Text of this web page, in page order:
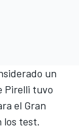
un
Pirelli tuvo
el Gran
los test.